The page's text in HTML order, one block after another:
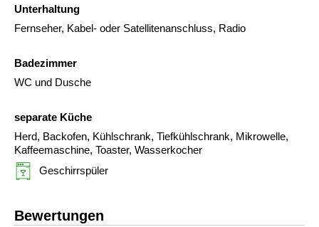
Unterhaltung
Fernseher, Kabel- oder Satellitenanschluss, Radio
Badezimmer
WC und Dusche
separate Küche
Herd, Backofen, Kühlschrank, Tiefkühlschrank, Mikrowelle,
Kaffeemaschine, Toaster, Wasserkocher
Geschirrspüler
Bewertungen